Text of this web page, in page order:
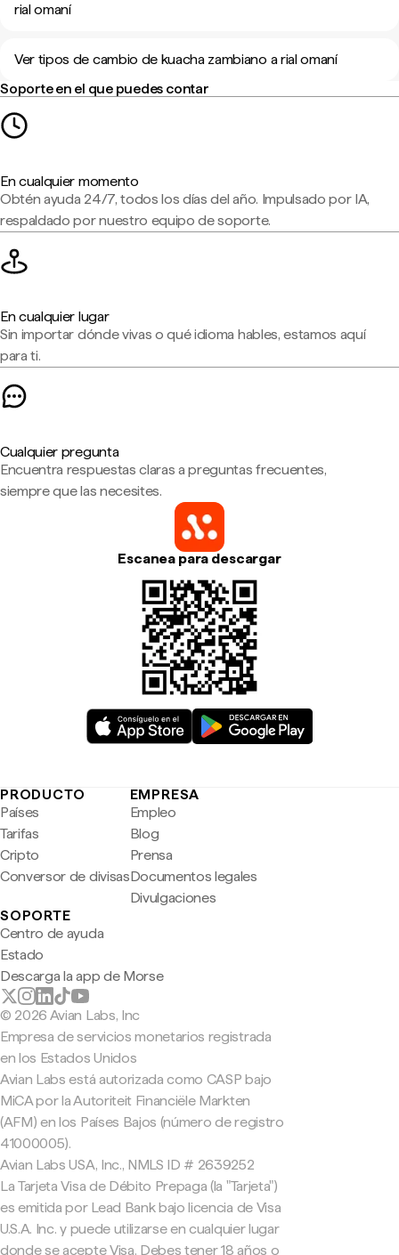
rial omaní
Ver tipos de cambio de kuacha zambiano a rial omaní
Soporte en el que puedes contar
En cualquier momento
Obtén ayuda 24/7, todos los días del año. Impulsado por IA,
respaldado por nuestro equipo de soporte.
En cualquier lugar
Sin importar dónde vivas o qué idioma hables, estamos aquí
para ti.
Cualquier pregunta
Encuentra respuestas claras a preguntas frecuentes,
siempre que las necesites.
Escanea para descargar
PRODUCTO
Países
Tarifas
Cripto
Conversor de divisas
EMPRESA
Empleo
Blog
Prensa
Documentos legales
Divulgaciones
SOPORTE
Centro de ayuda
Estado
Descarga la app de Morse
© 2026 Avian Labs, Inc
Empresa de servicios monetarios registrada
en los Estados Unidos
Avian Labs está autorizada como CASP bajo
MiCA por la Autoriteit Financiële Markten
(AFM) en los Países Bajos (número de registro
41000005).
Avian Labs USA, Inc., NMLS ID # 2639252
La Tarjeta Visa de Débito Prepaga (la "Tarjeta")
es emitida por Lead Bank bajo licencia de Visa
U.S.A. Inc. y puede utilizarse en cualquier lugar
donde se acepte Visa. Debes tener 18 años o